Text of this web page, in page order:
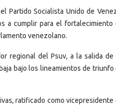
Partido Socialista Unido de
a cumplir para el fortalecimiento
venezolano.
regional del Psuv, a la salida
bajo los lineamientos de
ratificado como vicepresidente